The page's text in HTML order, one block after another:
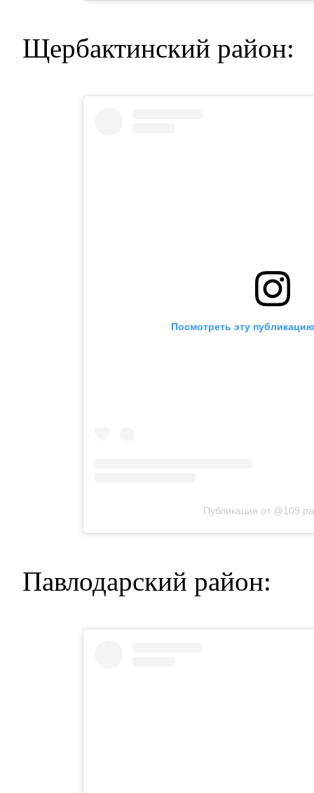
Щербактинский район:
Посмотреть эту
Публикация от
Павлодарский район: